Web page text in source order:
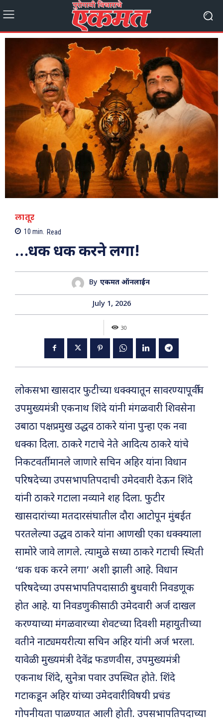
लातूर
10 min. Read
…धक धक करने लगा!
By एकमत ऑनलाईन
July 1, 2026
30
लोकसभा खासदार फुटीच्या धक्क्यातून सावरण्यापूर्वीच
उपमुख्यमंत्री एकनाथ शिंदे यांनी मंगळवारी शिवसेना
उबाठा पक्षप्रमुख उद्धव ठाकरे यांना पुन्हा एक नवा
धक्का दिला. ठाकरे गटाचे नेते आदित्य ठाकरे यांचे
निकटवर्ती मानले जाणारे सचिन अहिर यांना विधान
परिषदेच्या उपसभापतिपदाची उमेदवारी देऊन शिंदे
यांनी ठाकरे गटाला नव्याने शह दिला. फुटीर
खासदारांच्या मतदारसंघातील दौरा आटोपून मुंबईत
परतलेल्या उद्धव ठाकरे यांना आणखी एका धक्क्याला
सामोरे जावे लागले. त्यामुळे सध्या ठाकरे गटाची स्थिती
‘धक धक करने लगा’ अशी झाली आहे. विधान
परिषदेच्या उपसभापतिपदासाठी बुधवारी निवडणूक
होत आहे. या निवडणुकीसाठी उमेदवारी अर्ज दाखल
करण्याच्या मंगळवारच्या शेवटच्या दिवशी महायुतीच्या
वतीने नाट्यमयरीत्या सचिन अहिर यांनी अर्ज भरला.
यावेळी मुख्यमंत्री देवेंद्र फडणवीस, उपमुख्यमंत्री
एकनाथ शिंदे, सुनेत्रा पवार उपस्थित होते. शिंदे
गटाकडून अहिर यांच्या उमेदवारीविषयी प्रचंड
गोपनीयता पाळण्यात आली होती. उपसभापतिपदाच्या